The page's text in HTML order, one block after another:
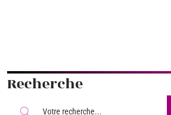
Recherche